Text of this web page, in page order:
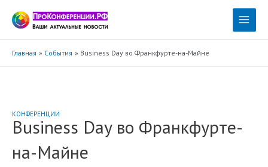
содержимому
Main
Главная События Business Day во Франкфурте-на-Майне
КОНФЕРЕНЦИИ
Business Day во Франкфурте-
на-Майне